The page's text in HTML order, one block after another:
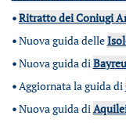
•Ritratto dei Coniugi
•Nuova guida delle
•Nuova guida di
•Aggiornata la guida di
•Nuova guida di